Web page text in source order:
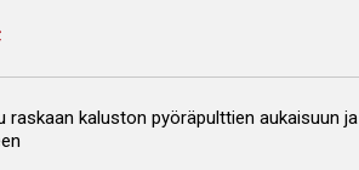
raskaan kaluston pyöräpulttien aukaisuun ja